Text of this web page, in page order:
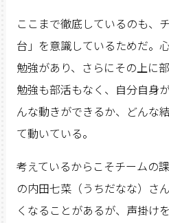
ここまで徹底しているのも、
台」を意識しているためだ。
勉強があり、さらにその上に
勉強も部活もなく、自分自身
んな動きができるか、どんな
て動いている。
考えているからこそチームの
の内田七菜（うちだなな）さ
くなることがあるが、声掛け